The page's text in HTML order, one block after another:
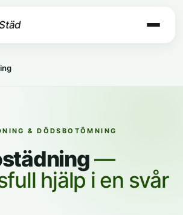
& DÖDSBOTÖMNING
—
hjälp i en svår